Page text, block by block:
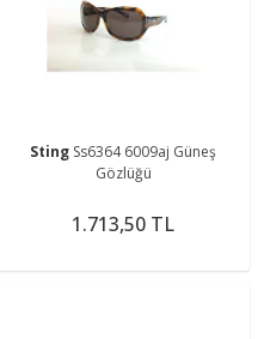
Sting Ss6364 6009aj Güneş
Gözlüğü
1.713,50 TL